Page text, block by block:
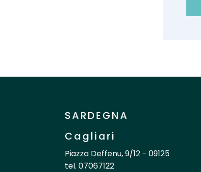
SARDEGNA
Cagliari
Piazza Deffenu, 9/12 - 09125
tel. 07067122